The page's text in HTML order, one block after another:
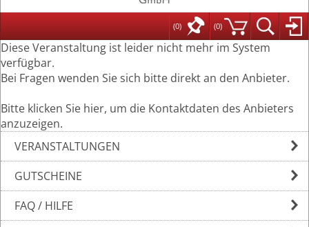
(0) (0)
Diese Veranstaltung ist leider nicht mehr im System
verfügbar.
Bei Fragen wenden Sie sich bitte direkt an den Anbieter.
Bitte klicken Sie hier, um die Kontaktdaten des Anbieters
anzuzeigen.
VERANSTALTUNGEN
GUTSCHEINE
FAQ / HILFE